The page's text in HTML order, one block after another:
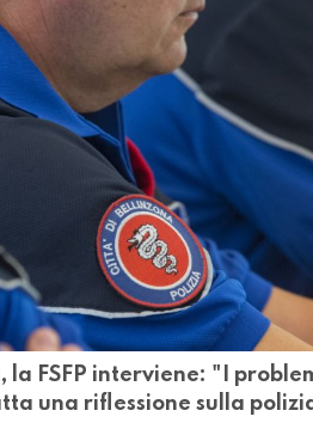
la FSFP interviene: "I
una riflessione sulla